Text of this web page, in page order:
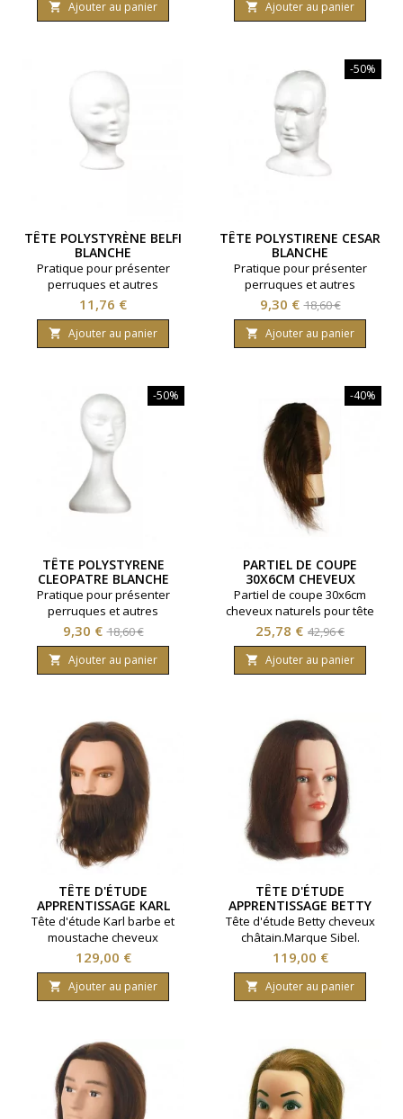
 Ajouter au panier  Ajouter au panier
TÊTE POLYSTYRÈNE BELFI
BLANCHE
Pratique pour présenter
perruques et autres
accessoires
Prix
11,76 €
 Ajouter au panier
-50%
TÊTE POLYSTIRENE CESAR
BLANCHE
Pratique pour présenter
perruques et autres
accessoires
Prix
9,30 € Prix
de
base
18,60 €
 Ajouter au panier
-50%
TÊTE POLYSTYRENE
CLEOPATRE BLANCHE
Pratique pour présenter
perruques et autres
accessoires
Prix
9,30 € Prix
de
base
18,60 €
 Ajouter au panier
-40%
PARTIEL DE COUPE
30X6CM CHEVEUX
NATURELS
Partiel de coupe 30x6cm
cheveux naturels pour tête
d'apprentissage.
Prix
25,78 € Prix
de
base
42,96 €
 Ajouter au panier
TÊTE D'ÉTUDE
APPRENTISSAGE KARL
BARBE ET MOUSTACHE
Tête d'étude Karl barbe et
moustache cheveux
châtain.Marque Sibel.
Cheveux 100% naturels.
Densité 230 à 260 cheveux
par cm2. Longueur 30 à
Prix
129,00 €
 Ajouter au panier
TÊTE D'ÉTUDE
APPRENTISSAGE BETTY
Tête d'étude Betty cheveux
châtain.Marque Sibel.
Cheveux 100% naturels.
Densité 230 à 260 cheveux
par cm2. Longueur 15 à
30 centimètres.
Prix
119,00 €
 Ajouter au panier